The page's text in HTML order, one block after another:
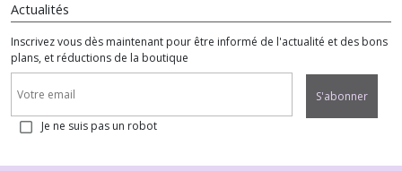
Actualités
Inscrivez vous dès maintenant pour être informé de l'actualité et des bons
plans, et réductions de la boutique
S'abonner
Je ne suis pas un robot